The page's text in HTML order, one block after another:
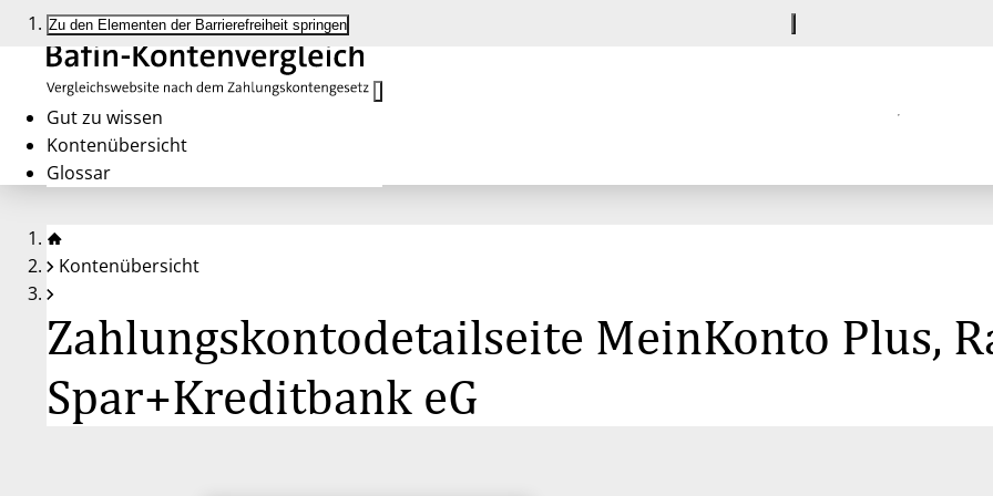
Zu den Elementen der Barrierefreiheit springen
Gut zu wissen
Kontenübersicht
Glossar
Kontenübersicht
Zahlungskontodetailseite MeinKonto Plus,
Spar+Kreditbank eG